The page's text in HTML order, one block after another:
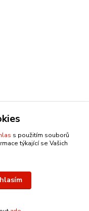
IRP
s použitím souborů
týkající se Vašich